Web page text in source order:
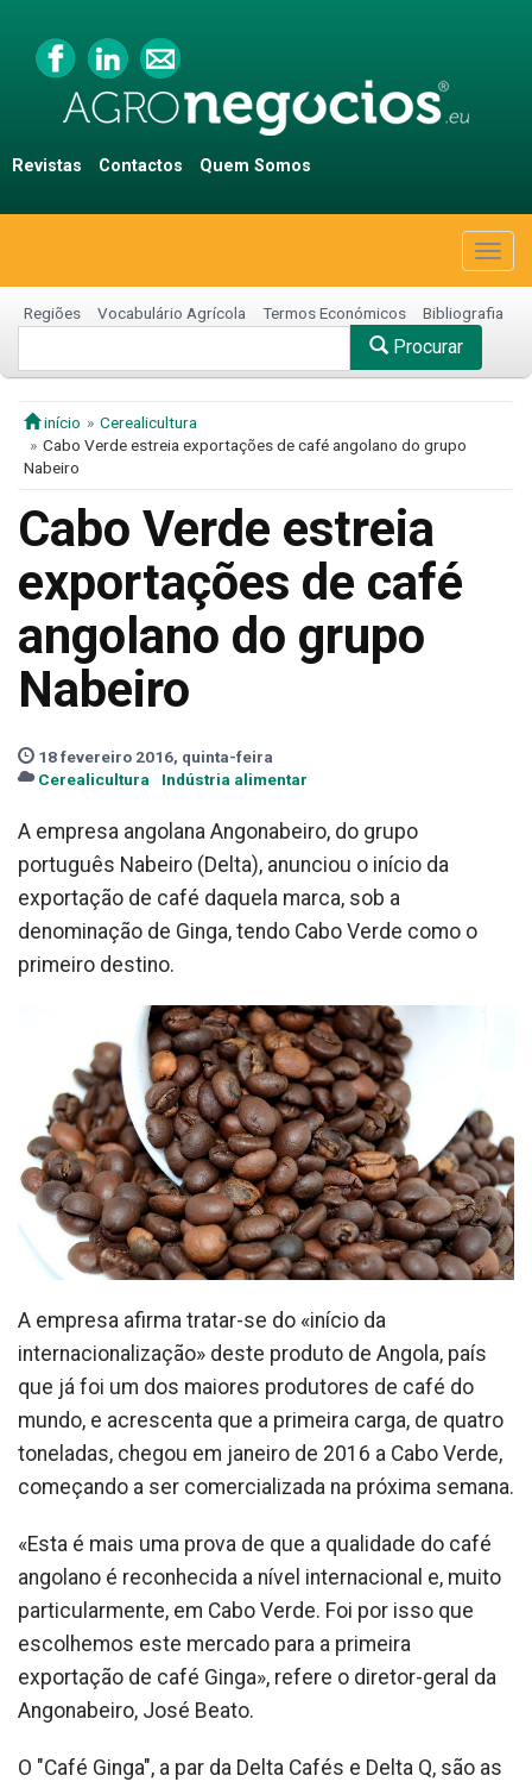
Revistas Contactos Quem Somos
Regiões Vocabulário Agrícola Termos Económicos Bibliografia
Procurar
início
Cerealicultura
Cabo Verde estreia exportações de café angolano do grupo
Nabeiro
Cabo Verde estreia
exportações de café
angolano do grupo
Nabeiro
18 fevereiro 2016, quinta-feira
Cerealicultura
Indústria alimentar
A empresa angolana Angonabeiro, do grupo
português Nabeiro (Delta), anunciou o início da
exportação de café daquela marca, sob a
denominação de Ginga, tendo Cabo Verde como o
primeiro destino.
A empresa afirma tratar-se do «início da
internacionalização» deste produto de Angola, país
que já foi um dos maiores produtores de café do
mundo, e acrescenta que a primeira carga, de quatro
toneladas, chegou em janeiro de 2016 a Cabo Verde,
começando a ser comercializada na próxima semana.
«Esta é mais uma prova de que a qualidade do café
angolano é reconhecida a nível internacional e, muito
particularmente, em Cabo Verde. Foi por isso que
escolhemos este mercado para a primeira
exportação de café Ginga», refere o diretor-geral da
Angonabeiro, José Beato.
O "Café Ginga", a par da Delta Cafés e Delta Q, são as